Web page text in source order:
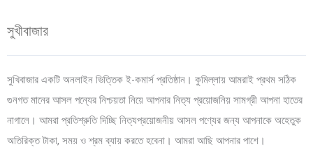
সুখীবাজার
সুখিবাজার একটি অনলাইন ভিত্তিক ই-কমার্স প্রতিষ্ঠান। কুমিল্লায় আমরাই প্রথম সঠিক
গুনগত মানের আসল পন্যের নিশ্চয়তা নিয়ে আপনার নিত্য প্রয়োজনিয় সামগ্রী আপনা হাতের
নাগালে। আমরা প্রতিশ্রুতি দিচ্ছি নিত্যপ্রয়োজনীয় আসল পণ্যের জন্য আপনাকে অহেতুক
অতিরিক্ত টাকা, সময় ও শ্রম ব্যায় করতে হবেনা। আমরা আছি আপনার পাশে।